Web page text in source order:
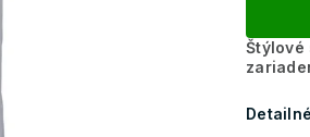
Štýlové